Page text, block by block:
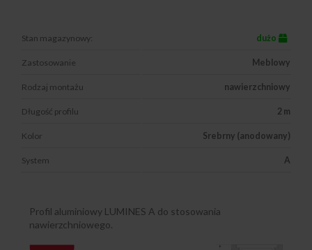
Stan magazynowy: dużo
Zastosowanie Meblowy
Rodzaj montażu nawierzchniowy
Długość profilu 2 m
Kolor Srebrny (anodowany)
System A
Profil aluminiowy LUMINES A do stosowania
nawierzchniowego.